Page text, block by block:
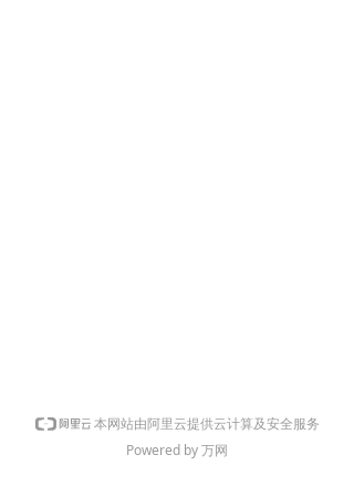
本网站由阿里云提供云计算及安全服务
Powered by 万网